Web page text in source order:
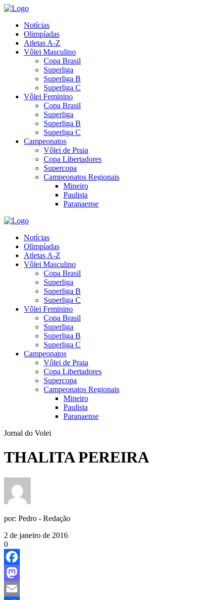
Notícias
Olimpíadas
Atletas A-Z
Vôlei Masculino
Copa Brasil
Superliga
Superliga B
Superliga C
Vôlei Feminino
Copa Brasil
Superliga
Superliga B
Superliga C
Campeonatos
Vôlei de Praia
Copa Libertadores
Supercopa
Campeonatos Regionais
Mineiro
Paulista
Paranaense
Notícias
Olimpíadas
Atletas A-Z
Vôlei Masculino
Copa Brasil
Superliga
Superliga B
Superliga C
Vôlei Feminino
Copa Brasil
Superliga
Superliga B
Superliga C
Campeonatos
Vôlei de Praia
Copa Libertadores
Supercopa
Campeonatos Regionais
Mineiro
Paulista
Paranaense
Jornal do Volei
THALITA PEREIRA
por: Pedro - Redação
2 de janeiro de 2016
0
Facebook
Mastodon